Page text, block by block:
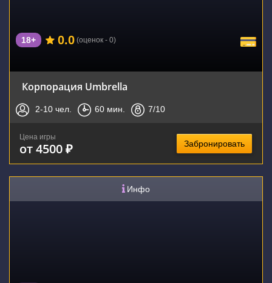
18+ 0.0 (оценок - 0)
Корпорация Umbrella
2-10 чел. 60 мин. 7/10
Цена игры
от 4500 ₽ Забронировать
Инфо